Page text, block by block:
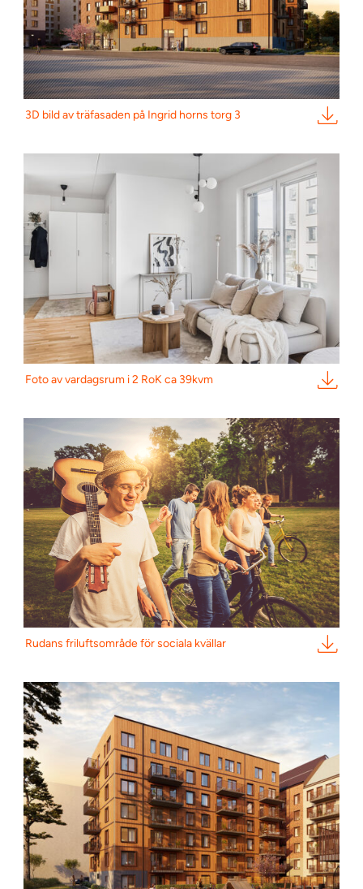
3D bild av träfasaden på Ingrid horns torg 3
Foto av vardagsrum i 2 RoK ca 39kvm
Rudans friluftsområde för sociala kvällar